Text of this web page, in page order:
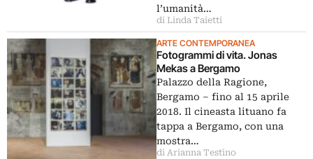
l’umanità…
di Linda Taietti
ARTE CONTEMPORANEA
Fotogrammi di vita. Jonas
Mekas a Bergamo
Palazzo della Ragione,
Bergamo ‒ fino al 15 aprile
2018. Il cineasta lituano fa
tappa a Bergamo, con una
mostra…
di Arianna Testino